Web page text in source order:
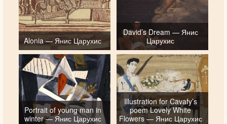
Alonia — Янис Царухис
David’s Dream — Янис
Царухис
Portrait of young man in
winter — Янис Царухис
Illustration for Cavafy’s
poem Lovely White
Flowers — Янис Царухис